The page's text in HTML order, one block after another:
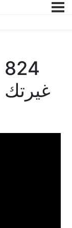
غيرتك